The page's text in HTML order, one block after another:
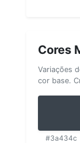
Cores
Variações
cor base.
#3a434c